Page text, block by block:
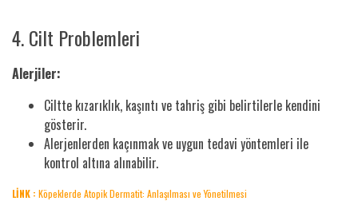
4. Cilt Problemleri
Alerjiler:
Ciltte kızarıklık, kaşıntı ve tahriş gibi belirtilerle kendini
gösterir.
Alerjenlerden kaçınmak ve uygun tedavi yöntemleri ile
kontrol altına alınabilir.
LİNK : Köpeklerde Atopik Dermatit: Anlaşılması ve Yönetilmesi